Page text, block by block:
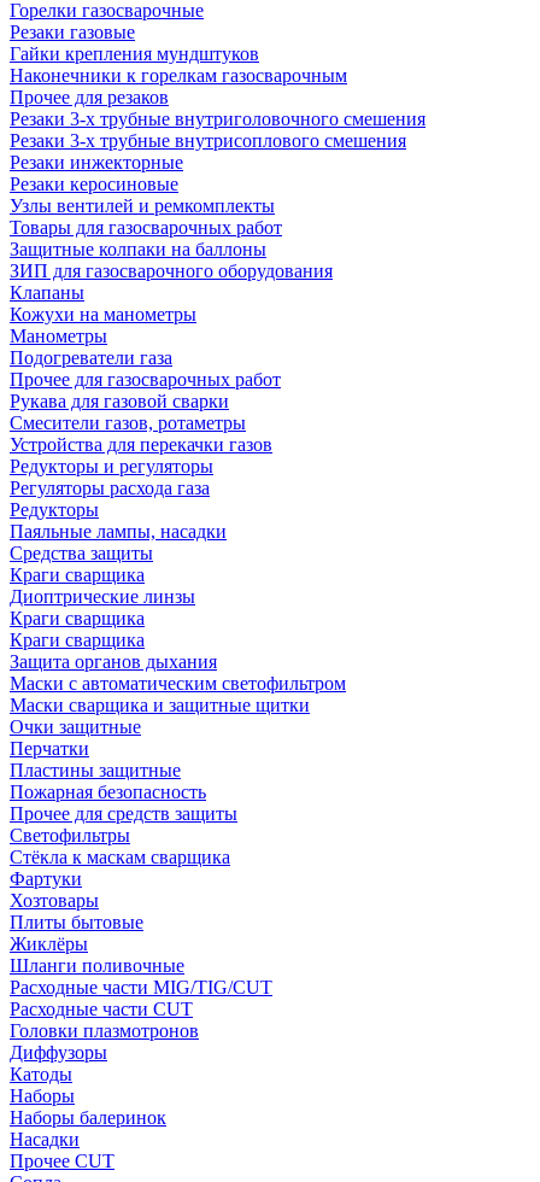
Горелки газосварочные
Резаки газовые
Гайки крепления мундштуков
Наконечники к горелкам газосварочным
Прочее для резаков
Резаки 3-х трубные внутриголовочного смешения
Резаки 3-х трубные внутрисоплового смешения
Резаки инжекторные
Резаки керосиновые
Узлы вентилей и ремкомплекты
Товары для газосварочных работ
Защитные колпаки на баллоны
ЗИП для газосварочного оборудования
Клапаны
Кожухи на манометры
Манометры
Подогреватели газа
Прочее для газосварочных работ
Рукава для газовой сварки
Смесители газов, ротаметры
Устройства для перекачки газов
Редукторы и регуляторы
Регуляторы расхода газа
Редукторы
Паяльные лампы, насадки
Средства защиты
Краги сварщика
Диоптрические линзы
Краги сварщика
Краги сварщика
Защита органов дыхания
Маски с автоматическим светофильтром
Маски сварщика и защитные щитки
Очки защитные
Перчатки
Пластины защитные
Пожарная безопасность
Прочее для средств защиты
Светофильтры
Стёкла к маскам сварщика
Фартуки
Хозтовары
Плиты бытовые
Жиклёры
Шланги поливочные
Расходные части MIG/TIG/CUT
Расходные части CUT
Головки плазмотронов
Диффузоры
Катоды
Наборы
Наборы балеринок
Насадки
Прочее CUT